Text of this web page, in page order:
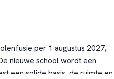
per 1 augustus 2027,
nieuwe school wordt een
een solide basis, de ruimte en